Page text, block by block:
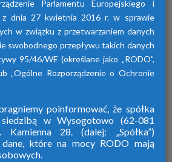
pojawiła się na rynku
Parlamentu Europejskiego i
z dnia 27 kwietnia 2016 r. w sprawie
w związku z przetwarzaniem danych
swobodnego przepływu takich danych
95/46/WE (określane jako „RODO”,
„Ogólne Rozporządzenie o Ochronie
poinformować, że spółka
w Wysogotowo (62-081
Kamienna 28. (dalej: „Spółka”)
które na mocy RODO mają